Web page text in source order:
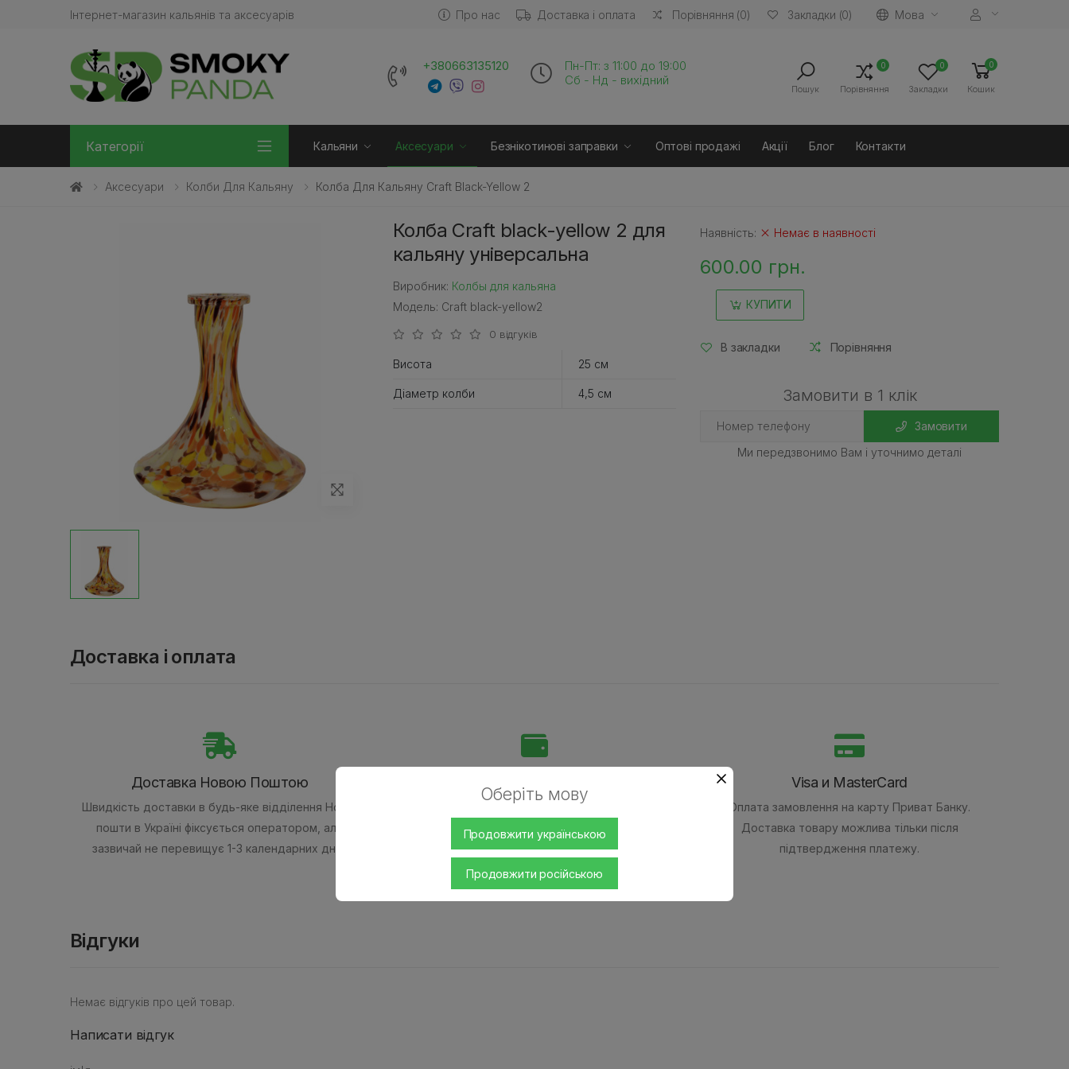
Інтернет-магазин кальянів та аксесуарів Про нас Доставка і оплата Порівняння (0) Закладки (0) Мова
+380663135120
Пн-Пт: з 11:00 до 19:00
Сб - Нд - вихідний
Пошук
0
Порівняння
0
Закладки
0
Кошик
Категорії Кальяни Аксесуари Безнікотинові заправки Оптові продажі Акції Блог Контакти
Оберіть мову
Продовжити українською
Продовжити російською
Аксесуари Колби Для Кальяну Колба Для Кальяну Craft Black-Yellow 2
Колба Craft black-yellow 2 для
кальяну універсальна
Виробник: Колбы для кальяна
Модель: Craft black-yellow2
0 відгуків
Висота 25 см
Діаметр колби 4,5 см
Наявність: Немає в наявності
600.00 грн.
КУПИТИ
В закладки Порівняння
Замовити в 1 клік
Замовити
Ми передзвонимо Вам і уточнимо деталі
Доставка і оплата
Доставка Новою Поштою
Швидкість доставки в будь-яке відділення Нової
пошти в Україні фіксується оператором, але
зазвичай не перевищує 1-3 календарних днів.
Оплата готівкою при отриманні товару.
Післяплатою на Новій Пошті (при собі необхідно
мати паспорт або водійське посвідчення).
Visa и MasterCard
Оплата замовлення на карту Приват Банку.
Доставка товару можлива тільки після
підтвердження платежу.
Відгуки
Немає відгуків про цей товар.
Написати відгук